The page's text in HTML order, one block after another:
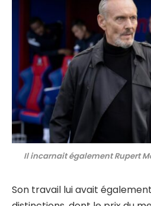
Il incarnait également Rupert
Son travail lui avait